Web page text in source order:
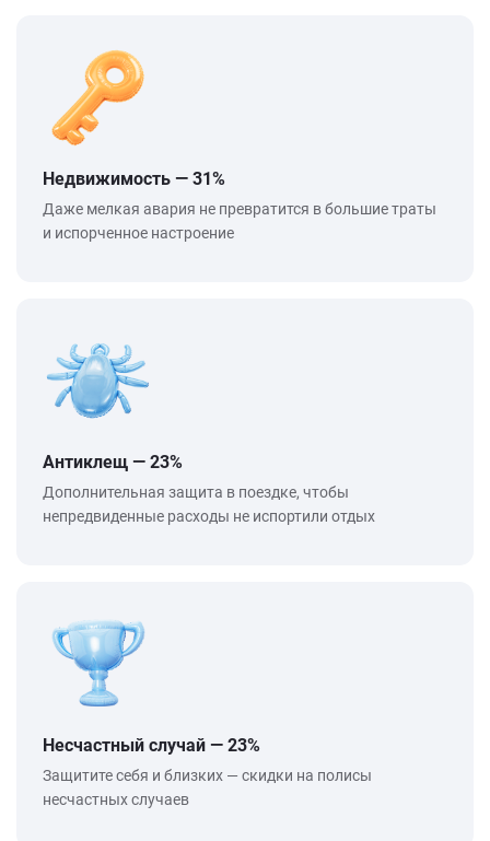
Недвижимость — 31%
Даже мелкая авария не превратится в большие траты
и испорченное настроение
Антиклещ — 23%
Дополнительная защита в поездке, чтобы
непредвиденные расходы не испортили отдых
Несчастный случай — 23%
Защитите себя и близких — скидки на полисы
несчастных случаев